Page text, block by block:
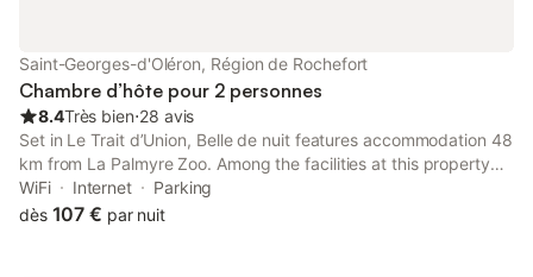
Saint-Georges-d'Oléron, Région de Rochefort
Chambre d’hôte pour 2 personnes
8.4Très bien⋅28 avis
Set in Le Trait dʼUnion, Belle de nuit features accommodation 48
km from La Palmyre Zoo. Among the facilities at this property
are free shuttle service and full-day security, along with free
WiFi throughout the property.
WiFi Internet
Parking
dès 107 € par nuit